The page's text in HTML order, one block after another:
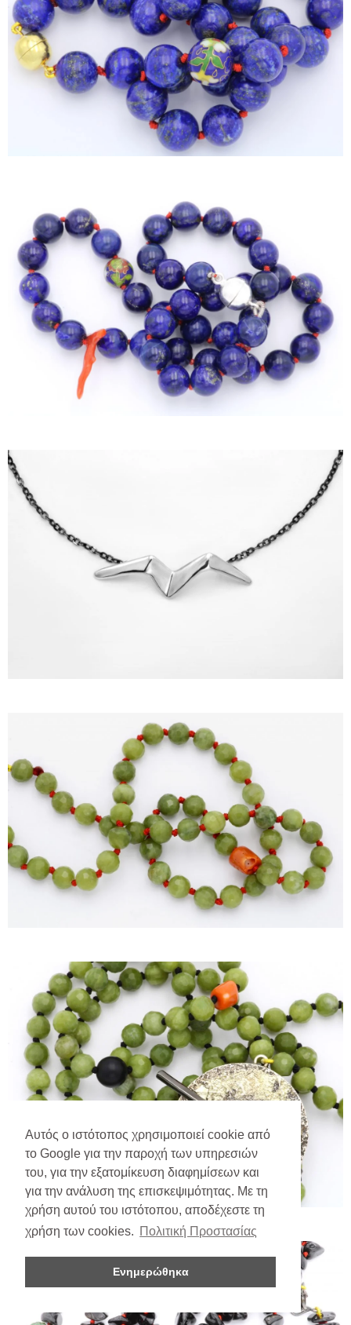
Αυτός ο ιστότοπος χρησιμοποιεί cookie από
το Google για την παροχή των υπηρεσιών
του, για την εξατομίκευση διαφημίσεων και
για την ανάλυση της επισκεψιμότητας. Με τη
χρήση αυτού του ιστότοπου, αποδέχεστε τη
χρήση των cookies. Πολιτική Προστασίας
Ενημερώθηκα